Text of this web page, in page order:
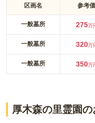
区画名 参考
一般墓所 275万
一般墓所 320万
一般墓所 350万
厚木森の里霊園